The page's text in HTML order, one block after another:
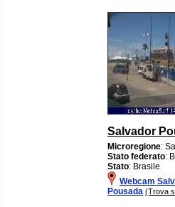
Salvador
Microregione:
Stato federato:
Stato: Brasile
Webcam
Pousada (Trova